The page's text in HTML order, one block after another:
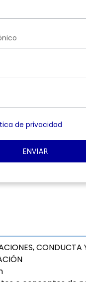
de privacidad
ENVIAR
CONDUCTA